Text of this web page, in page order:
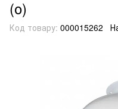
(о)
Код товару: 000015262